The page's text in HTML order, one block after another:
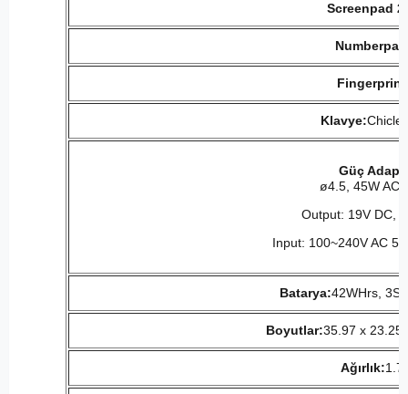
Screenpad
Klavye:
Güç
ø4.5, 45W AC
Output: 19V DC,
Input: 100~240V AC
Batarya:42WHrs,
Boyutlar:35.97 x 23.25
Ağırlık: